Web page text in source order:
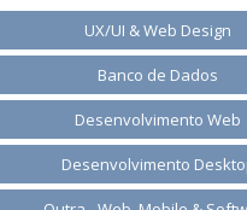
UX/UI & Web Design
Banco de Dados
Desenvolvimento Web
Desenvolvimento